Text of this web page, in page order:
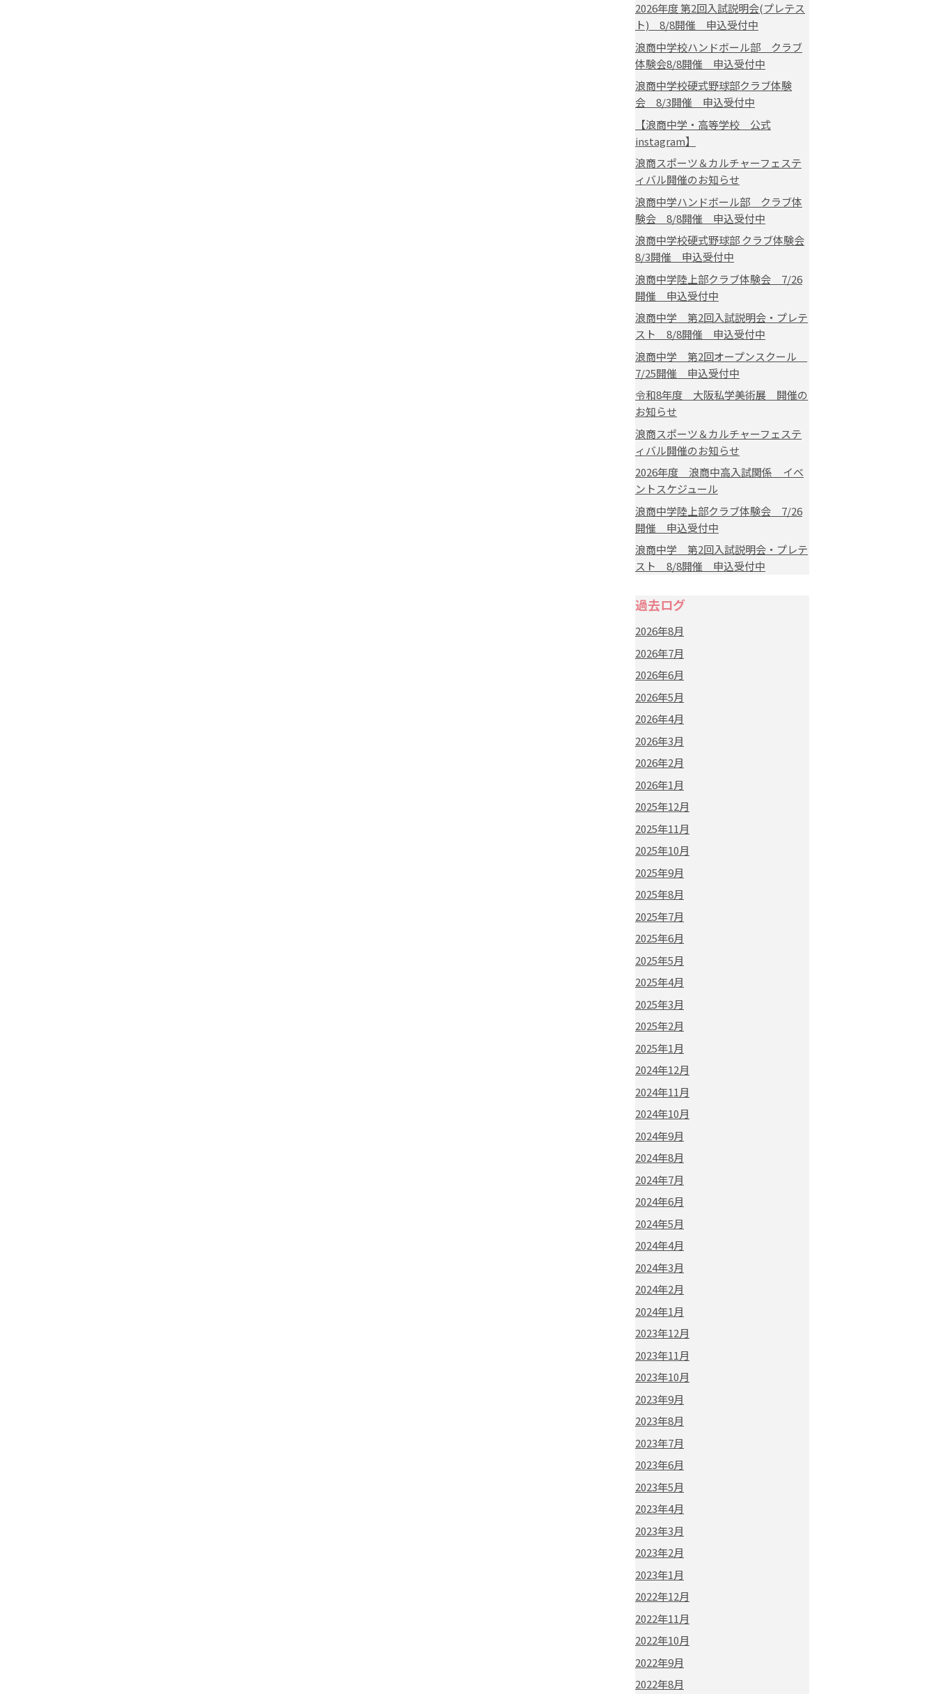
2026年度 第2回入試説明会(プレテス
ト) 8/8開催 申込受付中
浪商中学校ハンドボール部 クラブ
体験会8/8開催 申込受付中
浪商中学校硬式野球部クラブ体験
会 8/3開催 申込受付中
【浪商中学・高等学校 公式
instagram】
浪商スポーツ＆カルチャーフェステ
ィバル開催のお知らせ
浪商中学ハンドボール部 クラブ体
験会 8/8開催 申込受付中
浪商中学校硬式野球部 クラブ体験会
8/3開催 申込受付中
浪商中学陸上部クラブ体験会 7/26
開催 申込受付中
浪商中学 第2回入試説明会・プレテ
スト 8/8開催 申込受付中
浪商中学 第2回オープンスクール
7/25開催 申込受付中
令和8年度 大阪私学美術展 開催の
お知らせ
浪商スポーツ＆カルチャーフェステ
ィバル開催のお知らせ
2026年度 浪商中高入試関係 イベ
ントスケジュール
浪商中学陸上部クラブ体験会 7/26
開催 申込受付中
浪商中学 第2回入試説明会・プレテ
スト 8/8開催 申込受付中
過去ログ
2026年8月
2026年7月
2026年6月
2026年5月
2026年4月
2026年3月
2026年2月
2026年1月
2025年12月
2025年11月
2025年10月
2025年9月
2025年8月
2025年7月
2025年6月
2025年5月
2025年4月
2025年3月
2025年2月
2025年1月
2024年12月
2024年11月
2024年10月
2024年9月
2024年8月
2024年7月
2024年6月
2024年5月
2024年4月
2024年3月
2024年2月
2024年1月
2023年12月
2023年11月
2023年10月
2023年9月
2023年8月
2023年7月
2023年6月
2023年5月
2023年4月
2023年3月
2023年2月
2023年1月
2022年12月
2022年11月
2022年10月
2022年9月
2022年8月